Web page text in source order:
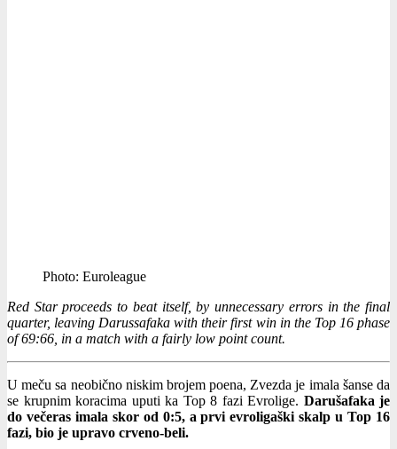
Photo: Euroleague
Red Star proceeds to beat itself, by unnecessary errors in the final
quarter, leaving Darussafaka with their first win in the Top 16 phase
of 69:66, in a match with a fairly low point count.
U meču sa neobično niskim brojem poena, Zvezda je imala šanse da
se krupnim koracima uputi ka Top 8 fazi Evrolige. Darušafaka je
do večeras imala skor od 0:5, a prvi evroligaški skalp u Top 16
fazi, bio je upravo crveno-beli.